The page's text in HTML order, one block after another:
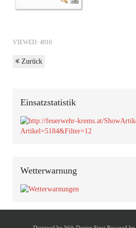
VIEWED: 4916
Zurück
Einsatzstatistik
Wetterwarnung